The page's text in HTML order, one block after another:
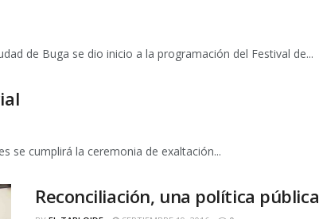
de Buga se dio inicio a la programación del Festival de...
se cumplirá la ceremonia de exaltación...
Reconciliación, una política pública